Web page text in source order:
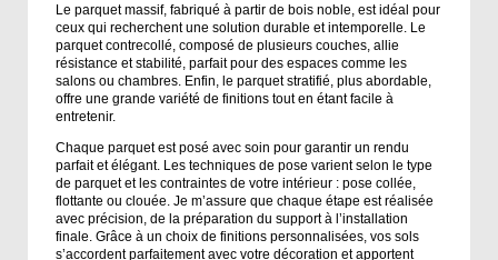
Le parquet massif, fabriqué à partir de bois noble, est idéal pour
ceux qui recherchent une solution durable et intemporelle. Le
parquet contrecollé, composé de plusieurs couches, allie
résistance et stabilité, parfait pour des espaces comme les
salons ou chambres. Enfin, le parquet stratifié, plus abordable,
offre une grande variété de finitions tout en étant facile à
entretenir.
Chaque parquet est posé avec soin pour garantir un rendu
parfait et élégant. Les techniques de pose varient selon le type
de parquet et les contraintes de votre intérieur : pose collée,
flottante ou clouée. Je m’assure que chaque étape est réalisée
avec précision, de la préparation du support à l’installation
finale. Grâce à un choix de finitions personnalisées, vos sols
s’accordent parfaitement avec votre décoration et apportent